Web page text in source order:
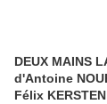
DEUX MAINS
d'Antoine
Félix KERSTEN